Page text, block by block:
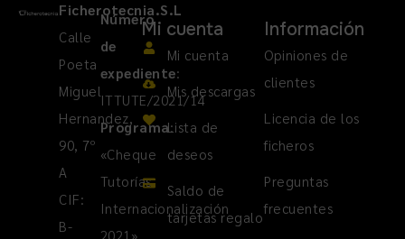
Ficherotecnia.S.L
Calle
Poeta
Miguel
Hernandez,
90, 7º
A
CIF:
B-
Número
de
expediente:
ITTUTE/2021/14
Programa:
«Cheque
Tutorías
Internacionalización
Mi cuenta
Mi cuenta
Mis descargas
Lista de
deseos
Saldo de
tarjetas regalo
Información
Opiniones de
clientes
Licencia de los
ficheros
Preguntas
frecuentes